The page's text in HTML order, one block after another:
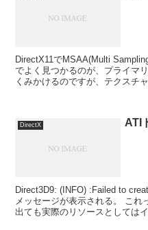
DirectX11でMSAA(Multi
でよく見つかるのが、プライマ
くみかけるのですが、テクスチ
DirectX ATI
Direct3D9: (INFO) :Failed to
メッセージが表示される。 これ
出ても実際のリソースとしては